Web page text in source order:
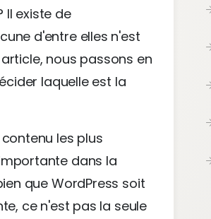
Il existe de
d'entre elles n'est
nous passons en
laquelle est la
les plus
dans la
que WordPress soit
ce n'est pas la seule